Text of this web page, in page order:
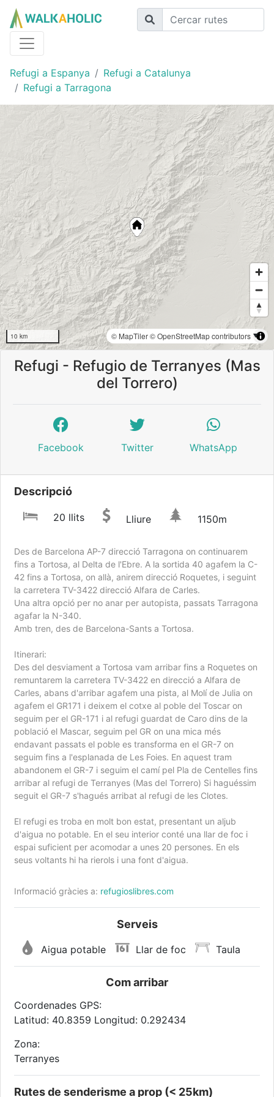
Refugi a Espanya
Refugi a Catalunya
Refugi a Tarragona
10 km © MapTiler© OpenStreetMap contributors
Refugi - Refugio de Terranyes (Mas
del Torrero)
Facebook Twitter WhatsApp
Descripció
20 llits Lliure 1150m
Des de Barcelona AP-7 direcció Tarragona on continuarem
fins a Tortosa, al Delta de l'Ebre. A la sortida 40 agafem la C-
42 fins a Tortosa, on allà, anirem direcció Roquetes, i seguint
la carretera TV-3422 direcció Alfara de Carles.
Una altra opció per no anar per autopista, passats Tarragona
agafar la N-340.
Amb tren, des de Barcelona-Sants a Tortosa.
Itinerari:
Des del desviament a Tortosa vam arribar fins a Roquetes on
remuntarem la carretera TV-3422 en direcció a Alfara de
Carles, abans d'arribar agafem una pista, al Molí de Julia on
agafem el GR171 i deixem el cotxe al poble del Toscar on
seguim per el GR-171 i al refugi guardat de Caro dins de la
població el Mascar, seguim pel GR on una mica més
endavant passats el poble es transforma en el GR-7 on
seguim fins a l'esplanada de Les Foies. En aquest tram
abandonem el GR-7 i seguim el camí pel Pla de Centelles fins
arribar al refugi de Terranyes (Mas del Torrero) Si haguéssim
seguit el GR-7 s'hagués arribat al refugi de les Clotes.
El refugi es troba en molt bon estat, presentant un aljub
d'aigua no potable. En el seu interior conté una llar de foc i
espai suficient per acomodar a unes 20 persones. En els
seus voltants hi ha rierols i una font d'aigua.
Informació gràcies a: refugioslibres.com
Serveis
Aigua potable Llar de foc Taula
Com arribar
Coordenades GPS:
Latitud: 40.8359 Longitud: 0.292434
Zona:
Terranyes
Rutes de senderisme a prop (< 25km)